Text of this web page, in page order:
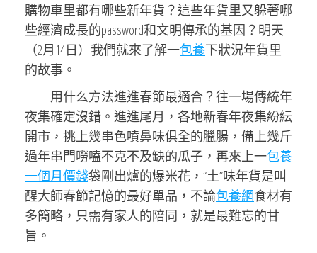
購物車里都有哪些新年貨？這些年貨里又躲著哪
些經濟成長的password和文明傳承的基因？明天
（2月14日）我們就來了解一包養下狀況年貨里
的故事。
用什么方法進進春節最適合？往一場傳統年
夜集確定沒錯。進進尾月，各地新春年夜集紛紜
開市，挑上幾串色噴鼻味俱全的臘腸，備上幾斤
過年串門嘮嗑不克不及缺的瓜子，再來上一包養
一個月價錢袋剛出爐的爆米花，“土”味年貨是叫
醒大師春節記憶的最好單品，不論包養網食材有
多簡略，只需有家人的陪同，就是最難忘的甘
旨。